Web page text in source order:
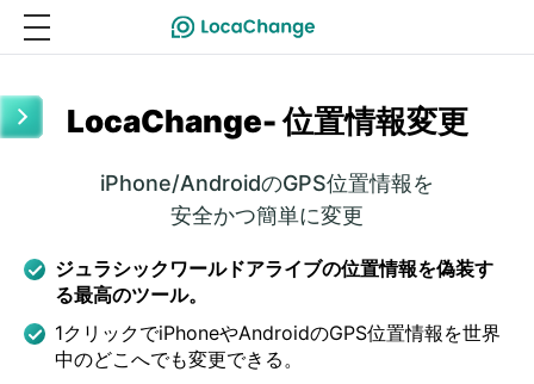
LocaChange- 位置情報変更
iPhone/AndroidのGPS位置情報を
安全かつ簡単に変更
ジュラシックワールドアライブの位置情報を偽装す
る最高のツール。
1クリックでiPhoneやAndroidのGPS位置情報を世界
中のどこへでも変更できる。